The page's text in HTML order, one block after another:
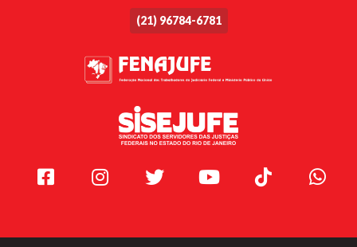
(21) 96784-6781
Facebook Instagram Twitter Youtube TikTok